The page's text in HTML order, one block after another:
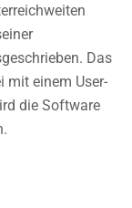
Das
mit einem User-
die Software